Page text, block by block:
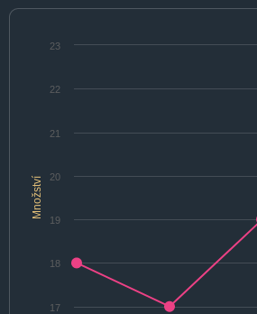
Množství
17
18
19
20
21
22
23